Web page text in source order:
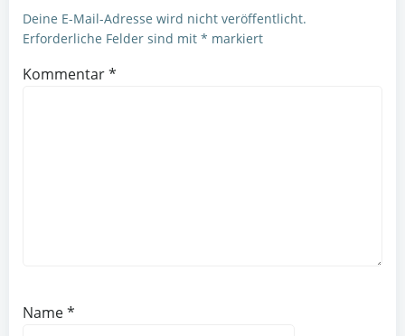
Deine E-Mail-Adresse wird nicht veröffentlicht.
Erforderliche Felder sind mit * markiert
Kommentar*
Name*